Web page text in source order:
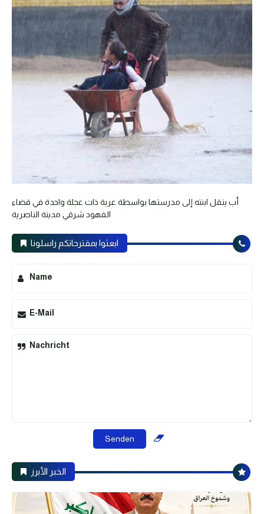
أب ينقل ابنته إلى مدرستها بواسطة عربة ذات عجلة واحدة في قضاء
الفهود شرقي مدينة الناصرية
ابعثوا بمقترحاتكم راسلونا
Name
E-Mail
Nachricht
الخبر الأبرز